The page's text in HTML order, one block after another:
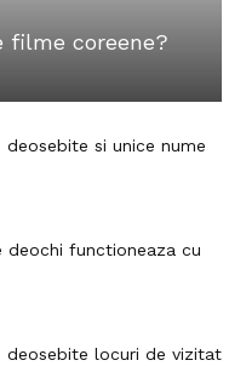
filme coreene?
deosebite si unice nume
deochi functioneaza cu
deosebite locuri de vizitat